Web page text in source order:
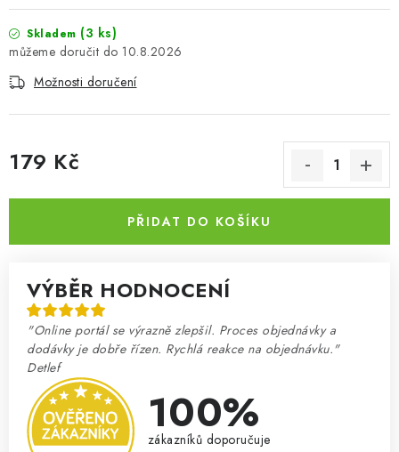
Reklamační řád
Velkoobchod (B2B)
Převodník modelářských barev
Skladem (3 ks)
10.8.2026
Možnosti doručení
179 Kč
PŘIDAT DO KOŠÍKU
VÝBĚR HODNOCENÍ
"Online portál se výrazně zlepšil. Proces objednávky a
dodávky je dobře řízen. Rychlá reakce na objednávku."
Detlef
100%
zákazníků doporučuje